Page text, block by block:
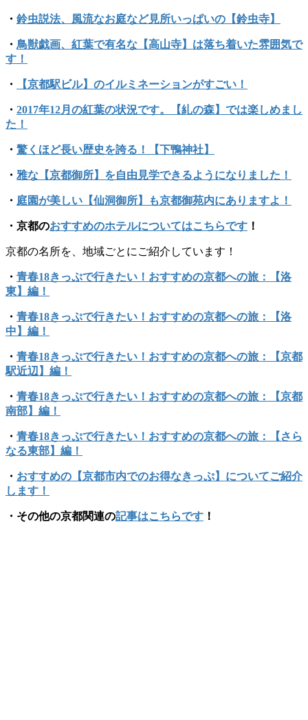
・ 鈴虫説法、風流なお庭など見所いっぱいの【鈴虫寺】
・ 鳥獣戯画、紅葉で有名な【高山寺】は落ち着いた雰囲気で
す！
・ 【京都駅ビル】のイルミネーションがすごい！
・ 2017年12月の紅葉の状況です。【糺の森】では楽しめまし
た！
・ 驚くほど長い歴史を誇る！【下鴨神社】
・ 雅な【京都御所】を自由見学できるようになりました！
・ 庭園が美しい【仙洞御所】も京都御苑内にありますよ！
・京都のおすすめのホテルについてはこちらです ！
京都の名所を、地域ごとにご紹介しています！
・ 青春18きっぷで行きたい！おすすめの京都への旅：【洛
東】編！
・ 青春18きっぷで行きたい！おすすめの京都への旅：【洛
中】編！
・ 青春18きっぷで行きたい！おすすめの京都への旅：【京都
駅近辺】編！
・ 青春18きっぷで行きたい！おすすめの京都への旅：【京都
南部】編！
・ 青春18きっぷで行きたい！おすすめの京都への旅：【さら
なる東部】編！
・ おすすめの【京都市内でのお得なきっぷ】についてご紹介
します！
・その他の京都関連の記事はこちらです ！